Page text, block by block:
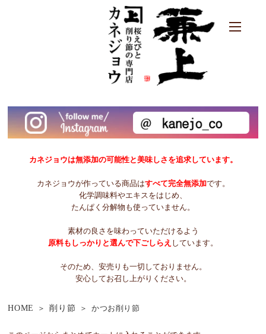
カネジョウは無添加の可能性と美味しさを追求しています。
カネジョウが作っている商品はすべて完全無添加です。
化学調味料やエキスをはじめ、
たんぱく分解物も使っていません。
素材の良さを味わっていただけるよう
原料もしっかりと選んで下ごしらえ しています。
そのため、安売りも一切しておりません。
安心してお召し上がりください。
HOME 削り節 かつお削り節